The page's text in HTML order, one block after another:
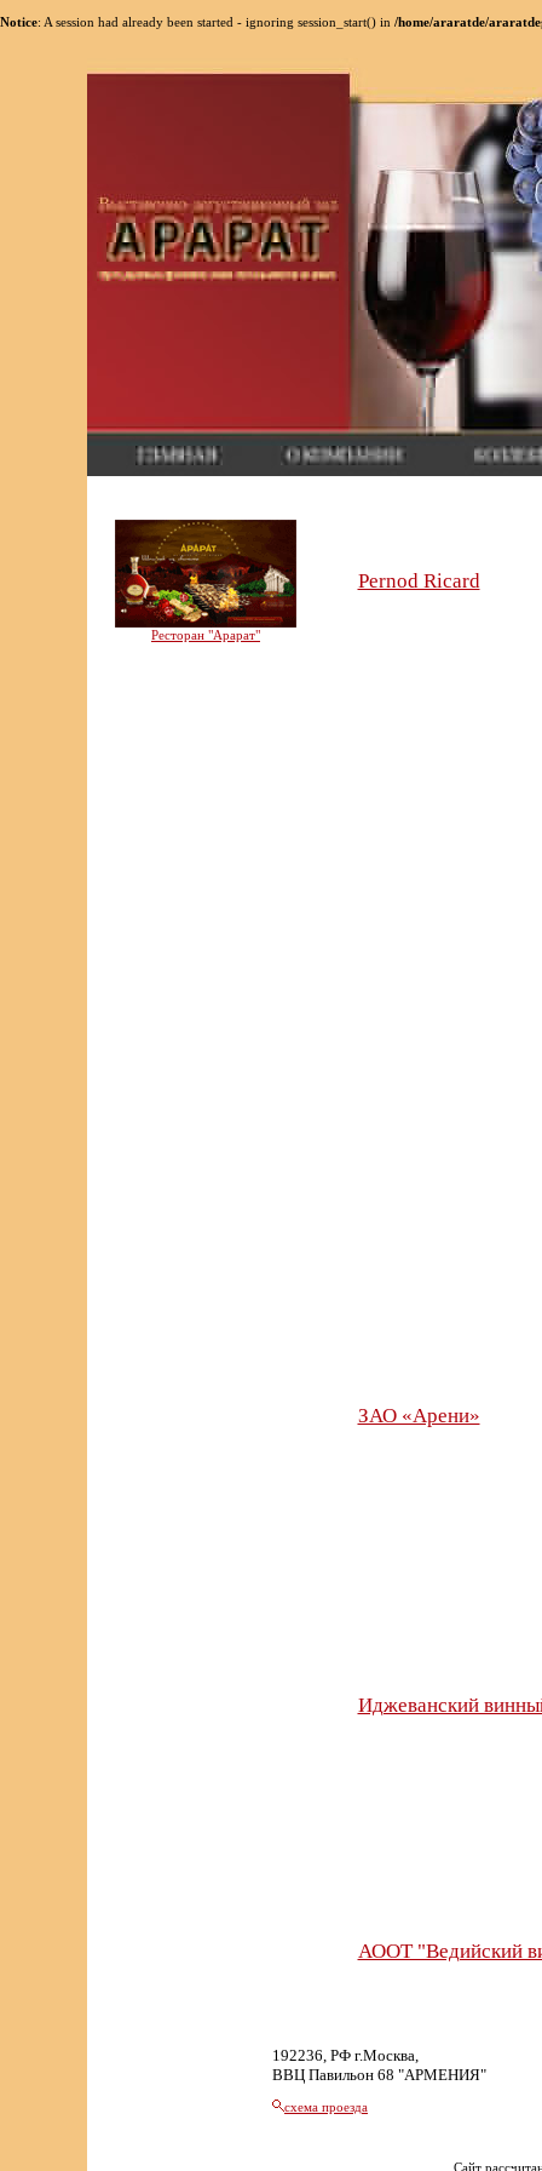
Notice: A session had already been started - ignoring session_start() in /home/araratde/
Ресторан "Арарат"
Pernod Ricard
ЗАО «Арени»
Иджеванский
АООТ "Ведийский
192236, РФ г.Москва,
ВВЦ Павильон 68 "АРМЕНИЯ"
схема проезда
Сайт